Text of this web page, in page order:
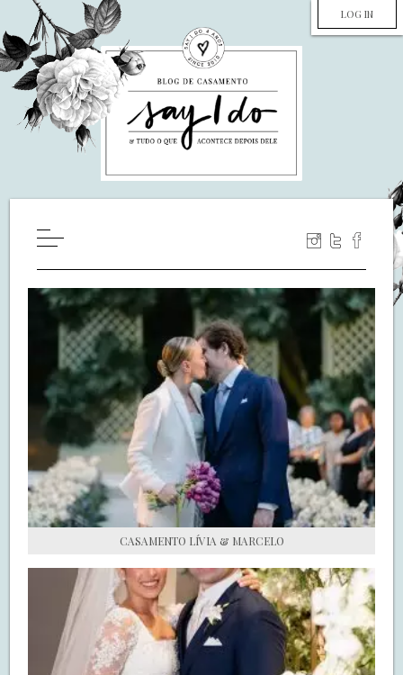
LOG IN
WILL YOU MARRY ME?
LUA DE MEL
COZINHA
DECORAÇÃO
DE NOIVA PRA NOIVA
S.O.S CASADAS
FALE COM O SAY I DO
CASAMENTO LÍVIA & MARCELO